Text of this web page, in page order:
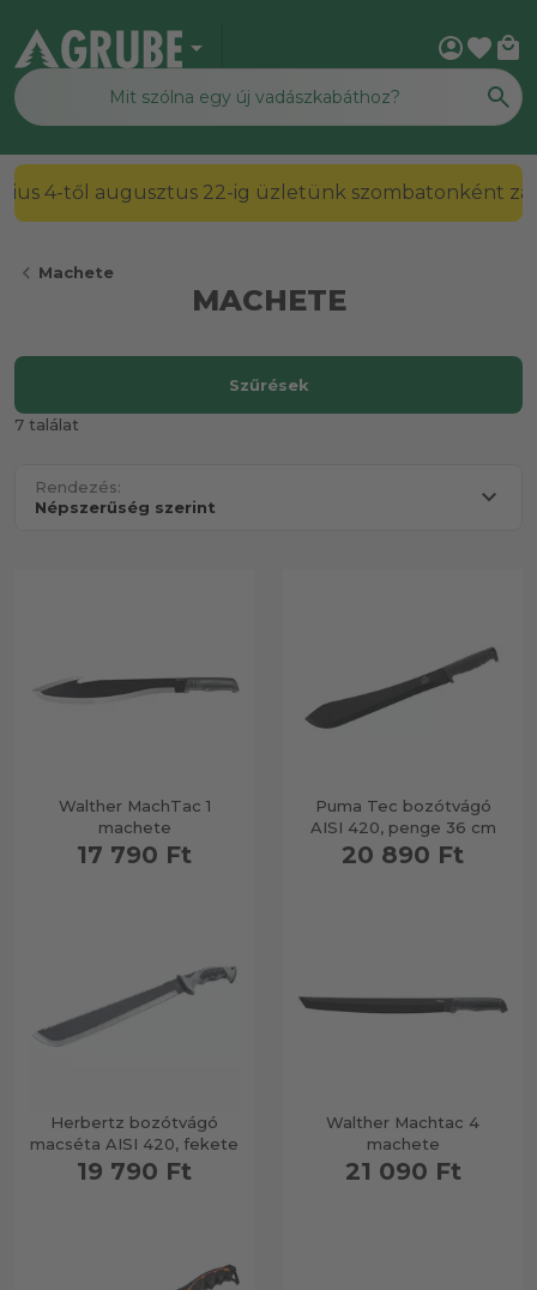
arrow_drop_down account_circlefavorite local_mall
2026. július 4-től augusztus 22-ig üzletünk
chevron_left Machete
MACHETE
7 találat
Rendezés:
Walther MachTac 1
machete
17 790 Ft
Puma Tec bozótvágó
AISI 420, penge 36 cm
20 890 Ft
Herbertz bozótvágó
macséta AISI 420, fekete
19 790 Ft
Walther Machtac 4
machete
21 090 Ft
Szűrések